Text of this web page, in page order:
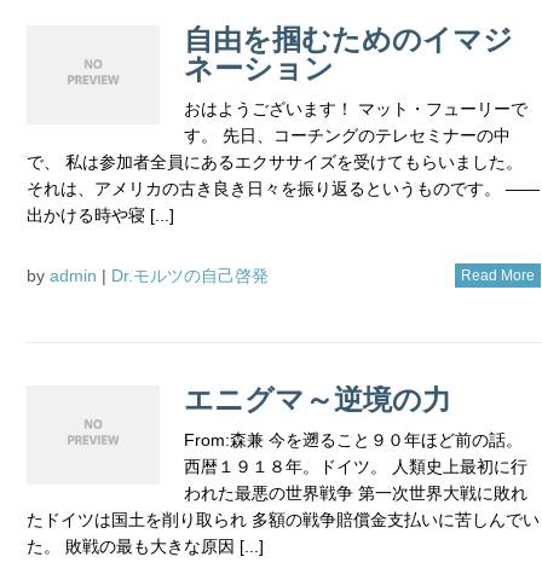
自由を掴むためのイマジ
ネーション
おはようございます！ マット・フューリーで
す。 先日、コーチングのテレセミナーの中
で、 私は参加者全員にあるエクササイズを受けてもらいました。
それは、アメリカの古き良き日々を振り返るというものです。 ――
出かける時や寝 [...]
by admin | Dr.モルツの自己啓発 Read More
エニグマ～逆境の力
From:森兼 今を遡ること９０年ほど前の話。
西暦１９１８年。ドイツ。 人類史上最初に行
われた最悪の世界戦争 第一次世界大戦に敗れ
たドイツは国土を削り取られ 多額の戦争賠償金支払いに苦しんでい
た。 敗戦の最も大きな原因 [...]